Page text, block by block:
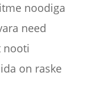
noodiga
need
nooti
on raske